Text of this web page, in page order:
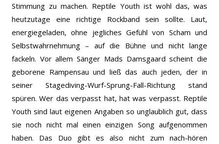
Stimmung zu machen. Reptile Youth ist wohl das, was
heutzutage eine richtige Rockband sein sollte. Laut,
energiegeladen, ohne jegliches Gefühl von Scham und
Selbstwahrnehmung – auf die Bühne und nicht lange
fackeln. Vor allem Sänger Mads Damsgaard scheint die
geborene Rampensau und ließ das auch jeden, der in
seiner Stagediving-Wurf-Sprung-Fall-Richtung stand
spüren. Wer das verpasst hat, hat was verpasst. Reptile
Youth sind laut eigenen Angaben so unglaublich gut, dass
sie noch nicht mal einen einzigen Song aufgenommen
haben. Das Duo gibt es also nicht zum nach-hören